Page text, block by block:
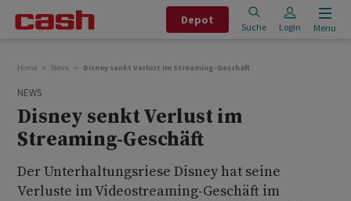
Depot
Suche Login Menu
Home News Disney senkt Verlust im Streaming-Geschäft
NEWS
Disney senkt Verlust im
Streaming-Geschäft
Der Unterhaltungsriese Disney hat seine
Verluste im Videostreaming-Geschäft im